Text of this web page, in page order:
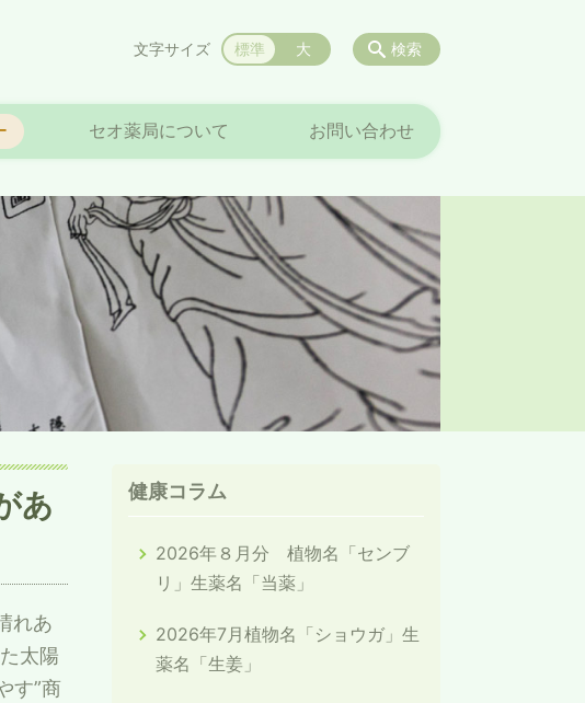
セオ薬局について お問い合わせ
検索
文字サイズ 標準 大
あ
れあ
太陽
す”商
健康コラム
2026年８月分 植物名「センブ
リ」生薬名「当薬」
2026年7月植物名「ショウガ」生
薬名「生姜」